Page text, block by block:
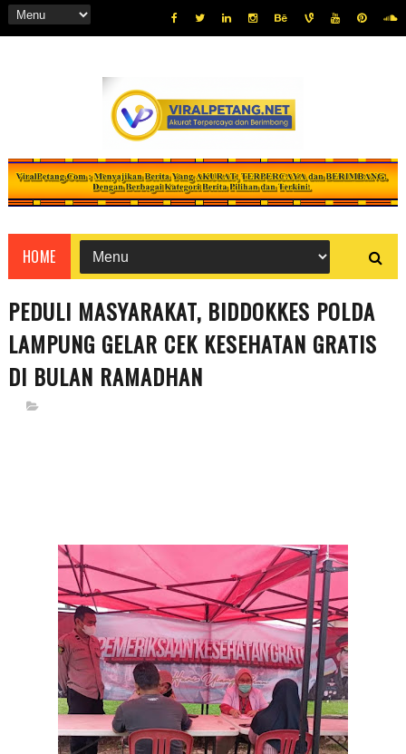
HOME
PEDULI MASYARAKAT, BIDDOKKES POLDA
LAMPUNG GELAR CEK KESEHATAN GRATIS
DI BULAN RAMADHAN